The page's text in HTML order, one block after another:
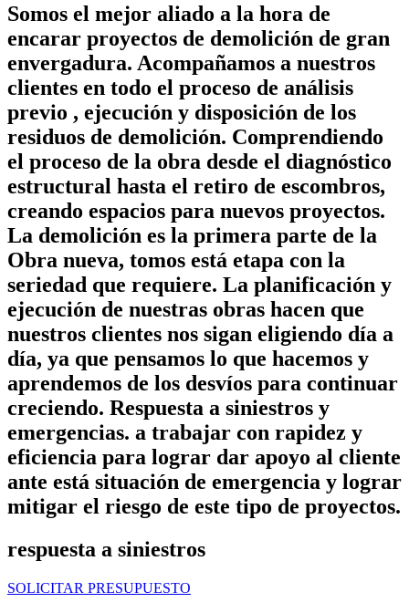
Somos el mejor aliado a la hora de
encarar proyectos de demolición de gran
envergadura. Acompañamos a nuestros
clientes en todo el proceso de análisis
previo , ejecución y disposición de los
residuos de demolición. Comprendiendo
el proceso de la obra desde el diagnóstico
estructural hasta el retiro de escombros,
creando espacios para nuevos proyectos.
La demolición es la primera parte de la
Obra nueva, tomos está etapa con la
seriedad que requiere. La planificación y
ejecución de nuestras obras hacen que
nuestros clientes nos sigan eligiendo día a
día, ya que pensamos lo que hacemos y
aprendemos de los desvíos para continuar
creciendo. Respuesta a siniestros y
emergencias. a trabajar con rapidez y
eficiencia para lograr dar apoyo al cliente
ante está situación de emergencia y lograr
mitigar el riesgo de este tipo de proyectos.
respuesta a siniestros
SOLICITAR PRESUPUESTO